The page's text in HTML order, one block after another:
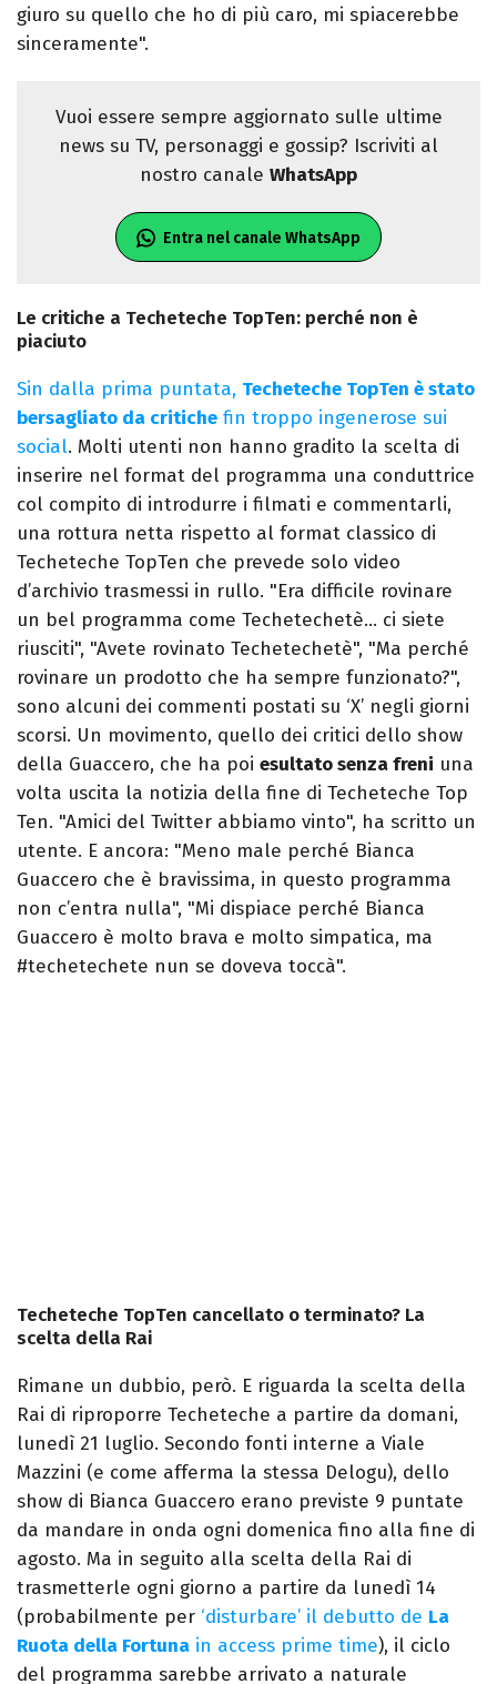
giuro su quello che ho di più caro, mi spiacerebbe
sinceramente".
Vuoi essere sempre aggiornato sulle ultime
news su TV, personaggi e gossip? Iscriviti al
nostro canale WhatsApp
Entra nel canale WhatsApp
Le critiche a Techeteche TopTen: perché non è
piaciuto
Sin dalla prima puntata, Techeteche TopTen è stato
bersagliato da critiche fin troppo ingenerose sui
social. Molti utenti non hanno gradito la scelta di
inserire nel format del programma una conduttrice
col compito di introdurre i filmati e commentarli,
una rottura netta rispetto al format classico di
Techeteche TopTen che prevede solo video
d’archivio trasmessi in rullo. "Era difficile rovinare
un bel programma come Techetechetè… ci siete
riusciti", "Avete rovinato Techetechetè", "Ma perché
rovinare un prodotto che ha sempre funzionato?",
sono alcuni dei commenti postati su ‘X’ negli giorni
scorsi. Un movimento, quello dei critici dello show
della Guaccero, che ha poi esultato senza freni una
volta uscita la notizia della fine di Techeteche Top
Ten. "Amici del Twitter abbiamo vinto", ha scritto un
utente. E ancora: "Meno male perché Bianca
Guaccero che è bravissima, in questo programma
non c’entra nulla", "Mi dispiace perché Bianca
Guaccero è molto brava e molto simpatica, ma
#techetechete nun se doveva toccà".
Techeteche TopTen cancellato o terminato? La
scelta della Rai
Rimane un dubbio, però. E riguarda la scelta della
Rai di riproporre Techeteche a partire da domani,
lunedì 21 luglio. Secondo fonti interne a Viale
Mazzini (e come afferma la stessa Delogu), dello
show di Bianca Guaccero erano previste 9 puntate
da mandare in onda ogni domenica fino alla fine di
agosto. Ma in seguito alla scelta della Rai di
trasmetterle ogni giorno a partire da lunedì 14
(probabilmente per ‘disturbare’ il debutto de La
Ruota della Fortuna in access prime time), il ciclo
del programma sarebbe arrivato a naturale